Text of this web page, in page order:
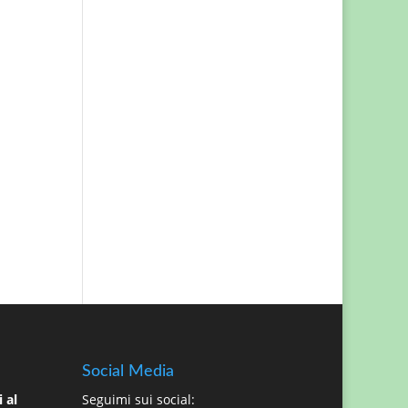
al
Social Media
Seguimi sui social: